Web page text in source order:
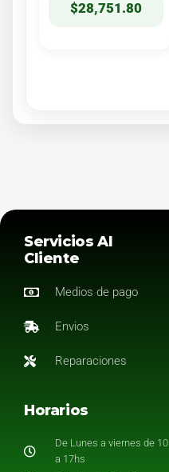
$28,751.80
Servicios Al
Cliente
Medios de pago
Envios
Reparaciones
Horarios
De Lunes a viernes de 10
a 17hs